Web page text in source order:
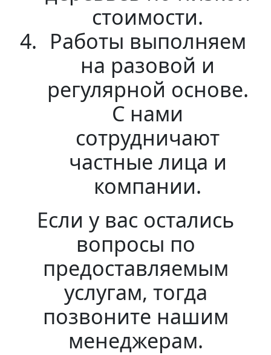
стоимости.
Работы выполняем
на разовой и
регулярной основе.
С нами
сотрудничают
частные лица и
компании.
Если у вас остались
вопросы по
предоставляемым
услугам, тогда
позвоните нашим
менеджерам.